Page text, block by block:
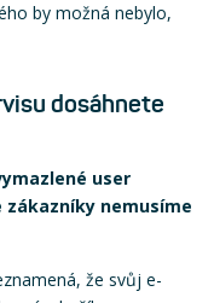
by možná nebylo,
dosáhnete
user
zákazníky nemusíme
že svůj e-